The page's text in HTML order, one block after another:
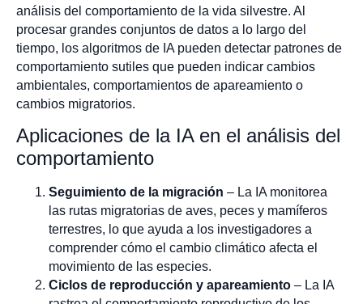
análisis del comportamiento de la vida silvestre. Al
procesar grandes conjuntos de datos a lo largo del
tiempo, los algoritmos de IA pueden detectar patrones de
comportamiento sutiles que pueden indicar cambios
ambientales, comportamientos de apareamiento o
cambios migratorios.
Aplicaciones de la IA en el análisis del
comportamiento
Seguimiento de la migración – La IA monitorea
las rutas migratorias de aves, peces y mamíferos
terrestres, lo que ayuda a los investigadores a
comprender cómo el cambio climático afecta el
movimiento de las especies.
Ciclos de reproducción y apareamiento – La IA